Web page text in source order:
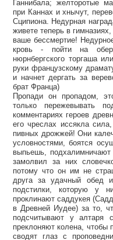
Ганнибала; желторотые
при Каннах и хнычут,
Сципиона. Недурная
живете теперь в
ваше бессмертие!
кровь - пойти на
нюрнбергского торгаша
руки французскому
и начнет дергать за
брат Франца)
Пропади он пропадом,
только пережевывать
комментариях героев
его чреслах иссякла
пивных дрожжей! Они
условностями, боятся
выпьешь,
замолвил за них
потому что он им не
друга за удачный обед
подстилки, которую у
проклинают саддукея
в Древней Иудее) за то,
подсчитывают у алтаря
преклоняют колена, чтобы
сводят глаз с